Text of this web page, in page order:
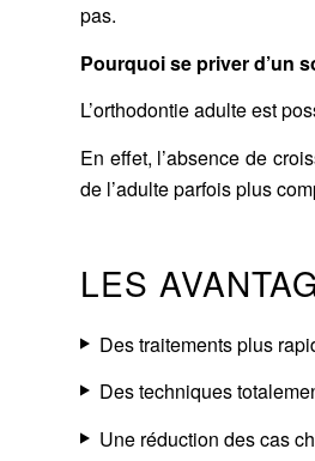
pas.
Pourquoi se priver d’un
L’orthodontie adulte est
En effet, l’absence de
de l’adulte parfois plus
LES
Des traitements plus
Des techniques
Une réduction des cas